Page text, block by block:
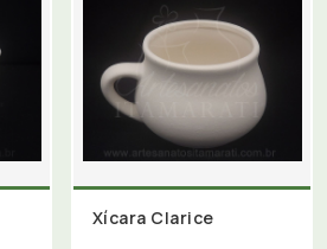
Xícara Clarice